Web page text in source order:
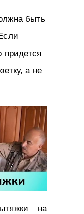
быть
придется
а не
на